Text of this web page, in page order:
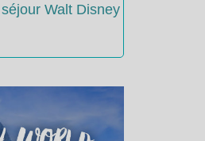
Walt Disney